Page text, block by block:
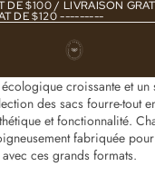
$100 / LIVRAISON
DE $120 ---------
croissante et un
des sacs fourre-tout
et fonctionnalité.
fabriquée
ces grands formats.